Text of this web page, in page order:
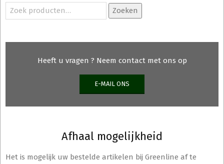
Zoeken
naar:
Zoeken
Heeft u vragen ? Neem contact met ons op
E-MAIL ONS
Afhaal mogelijkheid
Het is mogelijk uw bestelde artikelen bij Greenline af te